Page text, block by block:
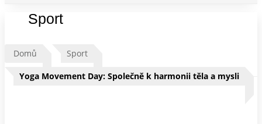
Sport
Domů Sport
Yoga Movement Day: Společně k harmonii těla a mysli